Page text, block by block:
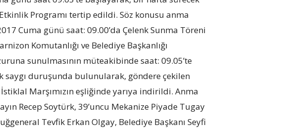
Programı tertip edildi. Söz konusu anma
Cuma günü saat: 09.00’da Çelenk Sunma Töreni
Komutanlığı ve Belediye Başkanlığı
sunulmasının müteakibinde saat: 09.05’te
saygı duruşunda bulunularak, göndere çekilen
Marşımızın eşliğinde yarıya indirildi. Anma
Recep Soytürk, 39’uncu Mekanize Piyade Tugay
Tevfik Erkan Olgay, Belediye Başkanı Seyfi